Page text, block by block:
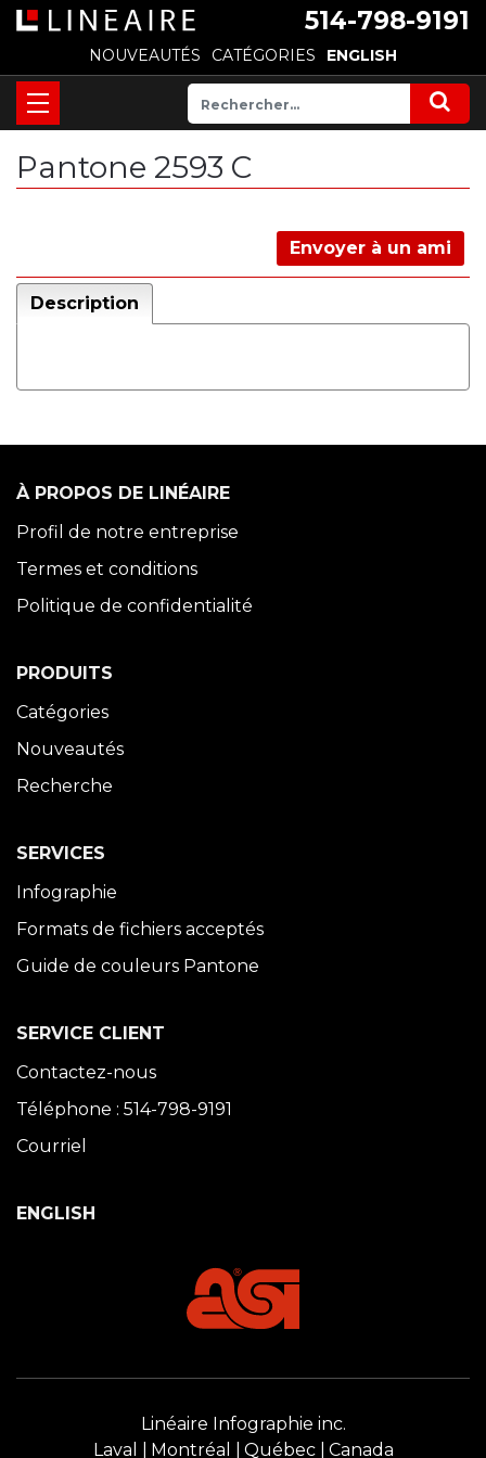
514-798-9191
NOUVEAUTÉS CATÉGORIES ENGLISH
Pantone 2593 C
Envoyer à un ami
Description
À PROPOS DE LINÉAIRE
Profil de notre entreprise
Termes et conditions
Politique de confidentialité
PRODUITS
Catégories
Nouveautés
Recherche
SERVICES
Infographie
Formats de fichiers acceptés
Guide de couleurs Pantone
SERVICE CLIENT
Contactez-nous
Téléphone : 514-798-9191
Courriel
ENGLISH
Linéaire Infographie inc.
Laval
Montréal Québec Canada